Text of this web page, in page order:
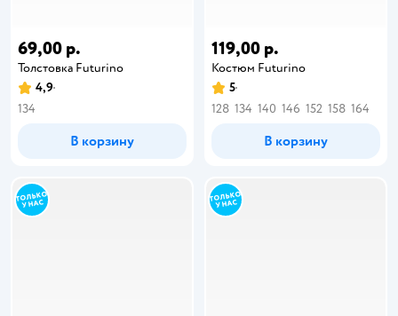
69,00 р.
Толстовка Futurino
4,9
134
В корзину
119,00 р.
Костюм Futurino
5
128 134 140 146 152 158 164
В корзину